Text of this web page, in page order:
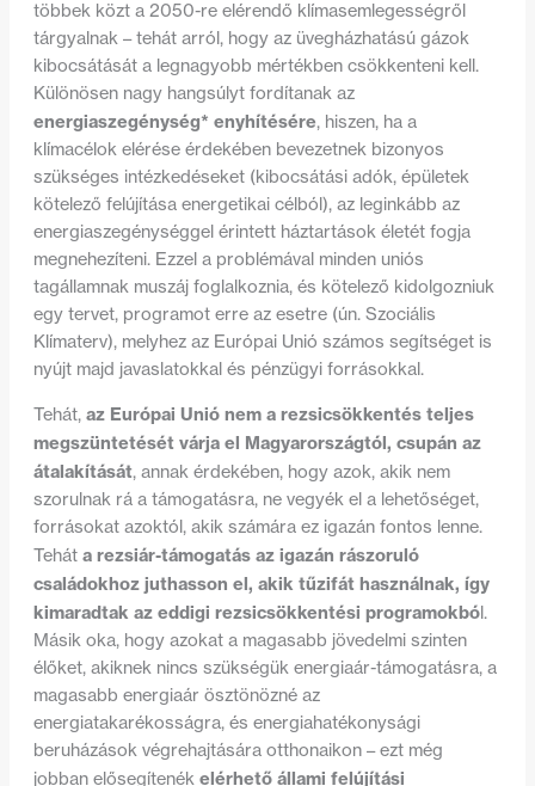
többek közt a 2050-re elérendő klímasemlegességről
tárgyalnak – tehát arról, hogy az üvegházhatású gázok
kibocsátását a legnagyobb mértékben csökkenteni kell.
Különösen nagy hangsúlyt fordítanak az
energiaszegénység* enyhítésére, hiszen, ha a
klímacélok elérése érdekében bevezetnek bizonyos
szükséges intézkedéseket (kibocsátási adók, épületek
kötelező felújítása energetikai célból), az leginkább az
energiaszegénységgel érintett háztartások életét fogja
megnehezíteni. Ezzel a problémával minden uniós
tagállamnak muszáj foglalkoznia, és kötelező kidolgozniuk
egy tervet, programot erre az esetre (ún. Szociális
Klímaterv), melyhez az Európai Unió számos segítséget is
nyújt majd javaslatokkal és pénzügyi forrásokkal.
Tehát, az Európai Unió nem a rezsicsökkentés teljes
megszüntetését várja el Magyarországtól, csupán az
átalakítását, annak érdekében, hogy azok, akik nem
szorulnak rá a támogatásra, ne vegyék el a lehetőséget,
forrásokat azoktól, akik számára ez igazán fontos lenne.
Tehát a rezsiár-támogatás az igazán rászoruló
családokhoz juthasson el, akik tűzifát használnak, így
kimaradtak az eddigi rezsicsökkentési programokból.
Másik oka, hogy azokat a magasabb jövedelmi szinten
élőket, akiknek nincs szükségük energiaár-támogatásra, a
magasabb energiaár ösztönözné az
energiatakarékosságra, és energiahatékonysági
beruházások végrehajtására otthonaikon – ezt még
jobban elősegítenék elérhető állami felújítási